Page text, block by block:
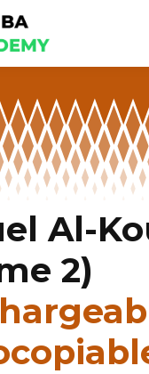
NOS OFFRES
SE CONNECTER
S'INSCRIRE
Al-
2)